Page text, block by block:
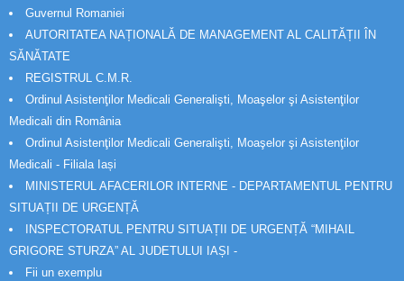
Guvernul Romaniei
AUTORITATEA NAȚIONALĂ DE MANAGEMENT AL CALITĂȚII ÎN
SĂNĂTATE
REGISTRUL C.M.R.
Ordinul Asistenţilor Medicali Generalişti, Moaşelor şi Asistenţilor
Medicali din România
Ordinul Asistenţilor Medicali Generalişti, Moaşelor şi Asistenţilor
Medicali - Filiala Iași
MINISTERUL AFACERILOR INTERNE - DEPARTAMENTUL PENTRU
SITUAȚII DE URGENȚĂ
INSPECTORATUL PENTRU SITUAȚII DE URGENȚĂ “MIHAIL
GRIGORE STURZA” AL JUDETULUI IAȘI -
Fii un exemplu